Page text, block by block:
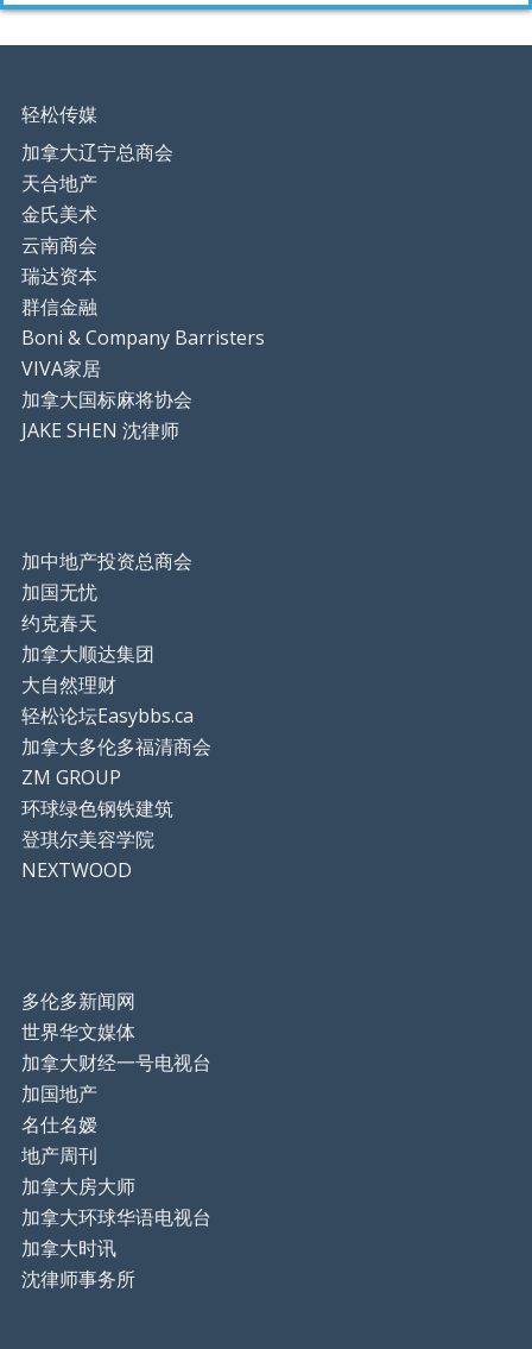
轻松传媒
加拿大辽宁总商会
天合地产
金氏美术
云南商会
瑞达资本
群信金融
Boni & Company Barristers
VIVA家居
加拿大国标麻将协会
JAKE SHEN 沈律师
加中地产投资总商会
加国无忧
约克春天
加拿大顺达集团
大自然理财
轻松论坛Easybbs.ca
加拿大多伦多福清商会
ZM GROUP
环球绿色钢铁建筑
登琪尔美容学院
NEXTWOOD
多伦多新闻网
世界华文媒体
加拿大财经一号电视台
加国地产
名仕名嫒
地产周刊
加拿大房大师
加拿大环球华语电视台
加拿大时讯
沈律师事务所